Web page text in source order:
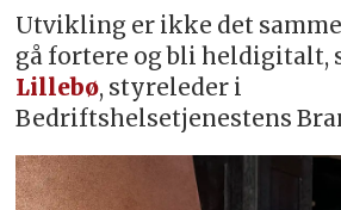
Utvikling er ikke det
gå fortere og bli heldigitalt,
Lillebø, styreleder i
Bedriftshelsetjenestens